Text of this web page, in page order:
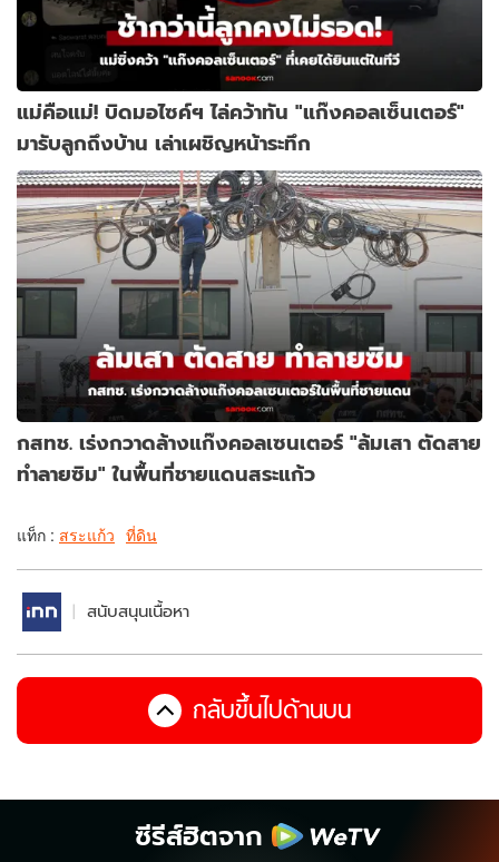
แม่คือแม่! บิดมอไซค์ฯ ไล่คว้าทัน "แก๊งคอลเซ็นเตอร์"
มารับลูกถึงบ้าน เล่าเผชิญหน้าระทึก
กสทช​. เร่งกวาดล้างแก๊งคอลเซนเตอร์ "ล้มเสา ตัดสาย
ทำลายซิม" ในพื้นที่ชายแดนสระแก้ว
แท็ก : สระแก้ว ที่ดิน
สนับสนุนเนื้อหา
กลับขึ้นไปด้านบน
ซีรีส์ฮิตจาก